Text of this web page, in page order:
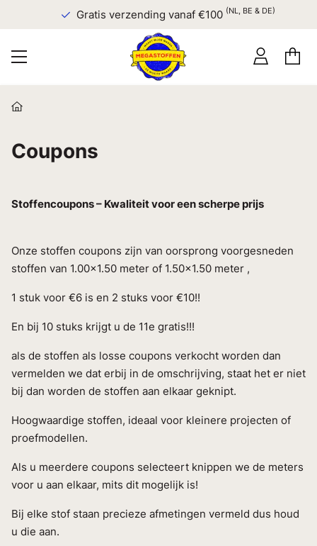
Gratis verzending vanaf €100 (NL, BE & DE)
Coupons
Stoffencoupons – Kwaliteit voor een scherpe prijs
Onze stoffen coupons zijn van oorsprong voorgesneden
stoffen van 1.00x1.50 meter of 1.50x1.50 meter ,
1 stuk voor €6 is en 2 stuks voor €10!!
En bij 10 stuks krijgt u de 11e gratis!!!
als de stoffen als losse coupons verkocht worden dan
vermelden we dat erbij in de omschrijving, staat het er niet
bij dan worden de stoffen aan elkaar geknipt.
Hoogwaardige stoffen, ideaal voor kleinere projecten of
proefmodellen.
Als u meerdere coupons selecteert knippen we de meters
voor u aan elkaar, mits dit mogelijk is!
Bij elke stof staan precieze afmetingen vermeld dus houd
u die aan.